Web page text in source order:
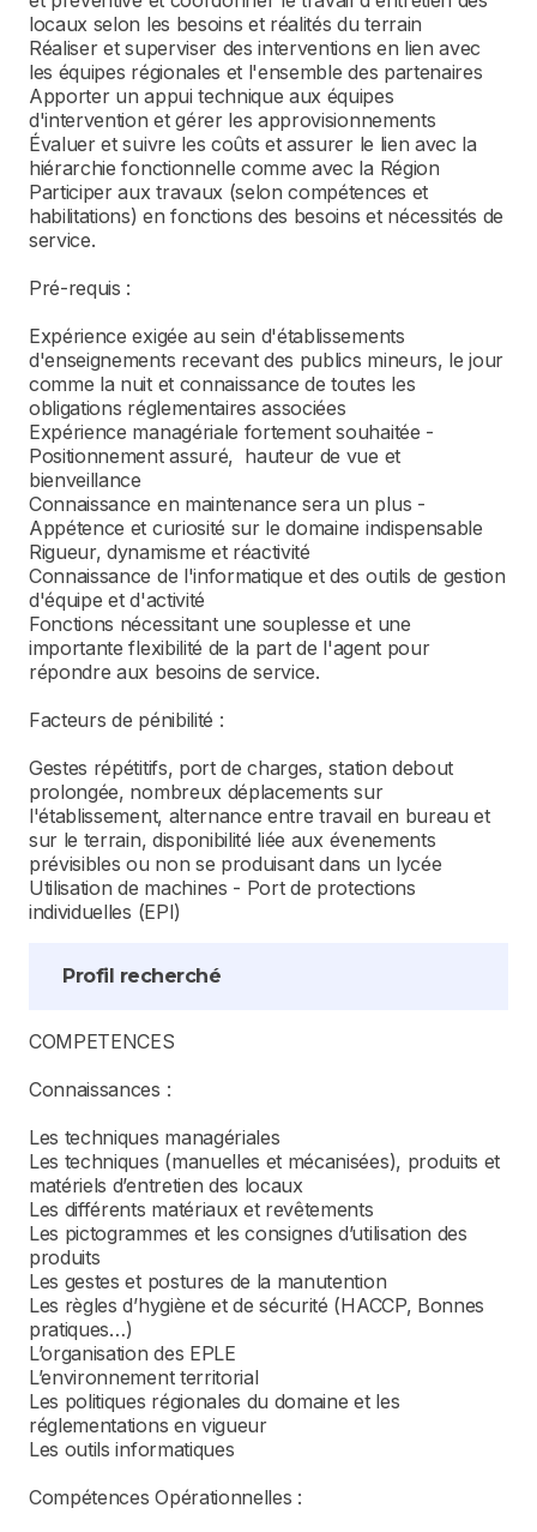
locaux selon les besoins et réalités du terrain
Réaliser et superviser des interventions en lien avec
les équipes régionales et l'ensemble des partenaires
Apporter un appui technique aux équipes
d'intervention et gérer les approvisionnements
Évaluer et suivre les coûts et assurer le lien avec la
hiérarchie fonctionnelle comme avec la Région
Participer aux travaux (selon compétences et
habilitations) en fonctions des besoins et nécessités de
service.
Pré-requis :
Expérience exigée au sein d'établissements
d'enseignements recevant des publics mineurs, le jour
comme la nuit et connaissance de toutes les
obligations réglementaires associées
Expérience managériale fortement souhaitée -
Positionnement assuré, hauteur de vue et
bienveillance
Connaissance en maintenance sera un plus -
Appétence et curiosité sur le domaine indispensable
Rigueur, dynamisme et réactivité
Connaissance de l'informatique et des outils de gestion
d'équipe et d'activité
Fonctions nécessitant une souplesse et une
importante flexibilité de la part de l'agent pour
répondre aux besoins de service.
Facteurs de pénibilité :
Gestes répétitifs, port de charges, station debout
prolongée, nombreux déplacements sur
l'établissement, alternance entre travail en bureau et
sur le terrain, disponibilité liée aux évenements
prévisibles ou non se produisant dans un lycée
Utilisation de machines - Port de protections
individuelles (EPI)
Profil recherché
COMPETENCES
Connaissances :
Les techniques managériales
Les techniques (manuelles et mécanisées), produits et
matériels d’entretien des locaux
Les différents matériaux et revêtements
Les pictogrammes et les consignes d’utilisation des
produits
Les gestes et postures de la manutention
Les règles d’hygiène et de sécurité (HACCP, Bonnes
pratiques…)
L’organisation des EPLE
L’environnement territorial
Les politiques régionales du domaine et les
réglementations en vigueur
Les outils informatiques
Compétences Opérationnelles :